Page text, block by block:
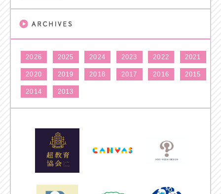
2026 2025 2024 2023 2022 2021
2020 2019 2018 2017 2016 2015
2014 2013